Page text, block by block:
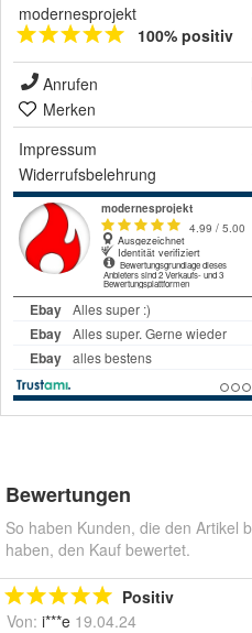
modernesprojekt
100% positiv
Anrufen
Merken
Impressum
Widerrufsbelehrung
Bewertungen
So haben Kunden, die den Artikel
haben, den Kauf bewertet.
Positiv
Von: i***e 19.04.24